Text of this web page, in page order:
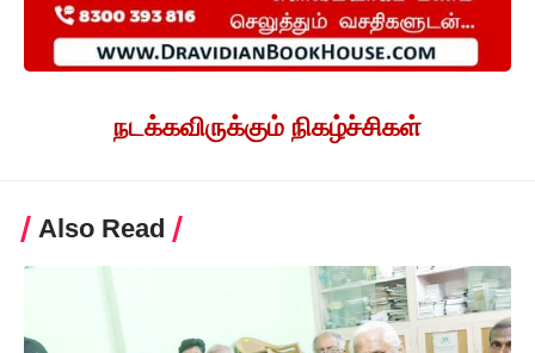
நடக்கவிருக்கும் நிகழ்ச்சிகள்
Also Read